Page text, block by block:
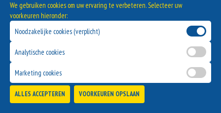
€ 0,00
We gebruiken cookies om uw ervaring te verbeteren. Selecteer uw
voorkeuren hieronder:
Noodzakelijke cookies (verplicht)
Analytische cookies
Marketing cookies
ALLES ACCEPTEREN VOORKEUREN OPSLAAN